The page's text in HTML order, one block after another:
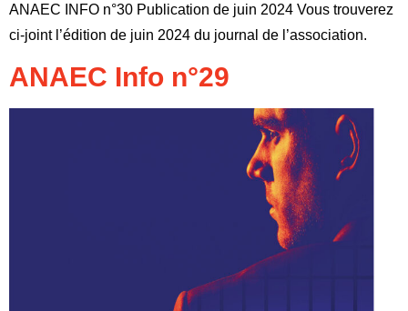
ANAEC INFO n°30 Publication de juin 2024 Vous trouverez
ci-joint l’édition de juin 2024 du journal de l’association.
ANAEC Info n°29